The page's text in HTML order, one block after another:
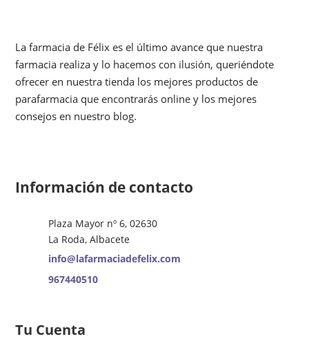
La farmacia de Félix es el último avance que nuestra
farmacia realiza y lo hacemos con ilusión, queriéndote
ofrecer en nuestra tienda los mejores productos de
parafarmacia que encontrarás online y los mejores
consejos en nuestro blog.
Información de contacto
Plaza Mayor nº 6, 02630
La Roda, Albacete
info@lafarmaciadefelix.com
967440510
Tu Cuenta